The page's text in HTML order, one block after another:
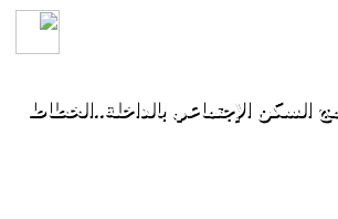
السكن الإجتماعي بالداخلة..الخطاط